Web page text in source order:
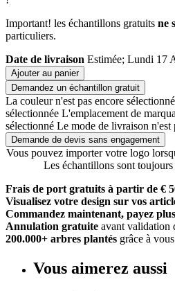
Important! les échantillons gratuits ne
particuliers.
Date de livraison Estimée; Lundi 17
Ajouter au panier
Demandez un échantillon gratuit
La couleur n'est pas encore
sélectionnée L'emplacement de
sélectionné Le mode de livraison n'est
Demande de devis sans engagement
Vous pouvez importer votre logo
Les échantillons sont
Frais de port gratuits à partir de €
Visualisez votre design sur vos
Commandez maintenant, payez
Annulation gratuite avant validation
200.000+ arbres plantés grâce à vous
Vous aimerez aussi